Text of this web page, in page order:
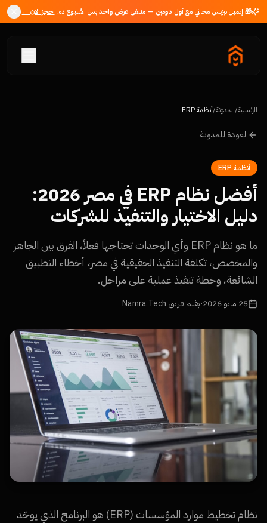
🎁 إيميل بيزنس مجاني معأول دومين — متبقي عرض واحدبس الأسبوع ده. احجز الان ←
الرئيسية/المدونة/أنظمة ERP
العودة للمدونة
أنظمة ERP
أفضل نظام ERP في مصر 2026:
دليل الاختيار والتنفيذ للشركات
ما هو نظام ERP وأي الوحدات تحتاجها فعلاً، الفرق بين الجاهز
والمخصص، تكلفة التنفيذ الحقيقية في مصر، أخطاء التطبيق
الشائعة، وخطة تنفيذ عملية على مراحل.
25 مايو 2026 ·بقلم فريق Namra Tech
نظام تخطيط موارد المؤسسات (ERP) هو البرنامج الذي يوحّد